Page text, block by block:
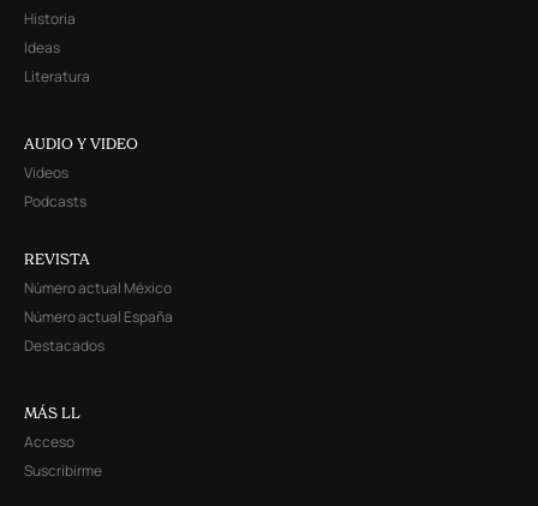
Historia
Ideas
Literatura
AUDIO Y VIDEO
Videos
Podcasts
REVISTA
Número actual México
Número actual España
Destacados
MÁS LL
Acceso
Suscribirme